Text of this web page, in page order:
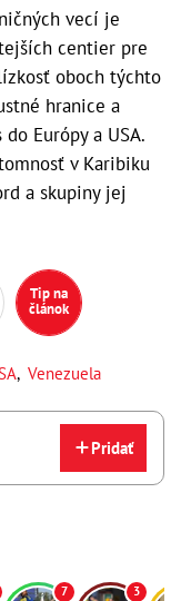
vecí je
centier pre
oboch týchto
hranice a
Európy a USA.
v Karibiku
a skupiny jej
Tip na
článok
, Venezuela
Pridať
7 3